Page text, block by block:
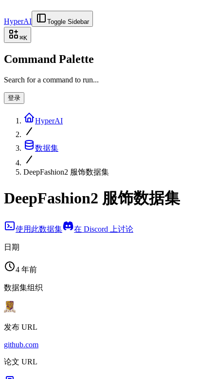
HyperAI Toggle Sidebar
⌘K
Command Palette
Search for a command to run...
登录
HyperAI
数据集
DeepFashion2 服饰数据集
DeepFashion2 服饰数据集
使用此数据集 在 Discord 上讨论
日期
4 年前
数据集组织
发布 URL
github.com
论文 URL